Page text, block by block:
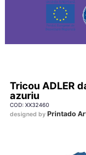
Tricou ADLER
azuriu
COD: XX32460
designed by Printado